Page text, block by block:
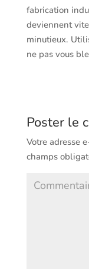
fabrication
deviennent
minutieux.
ne pas vous
Poster le
Votre adresse
champs